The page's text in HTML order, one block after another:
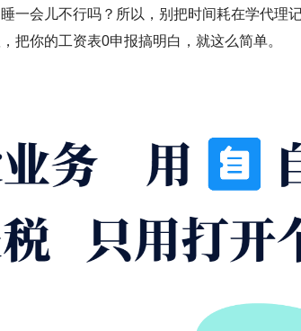
一会儿不行吗？所以，别把时间耗在学代理
把你的工资表0申报搞明白，就这么简单。